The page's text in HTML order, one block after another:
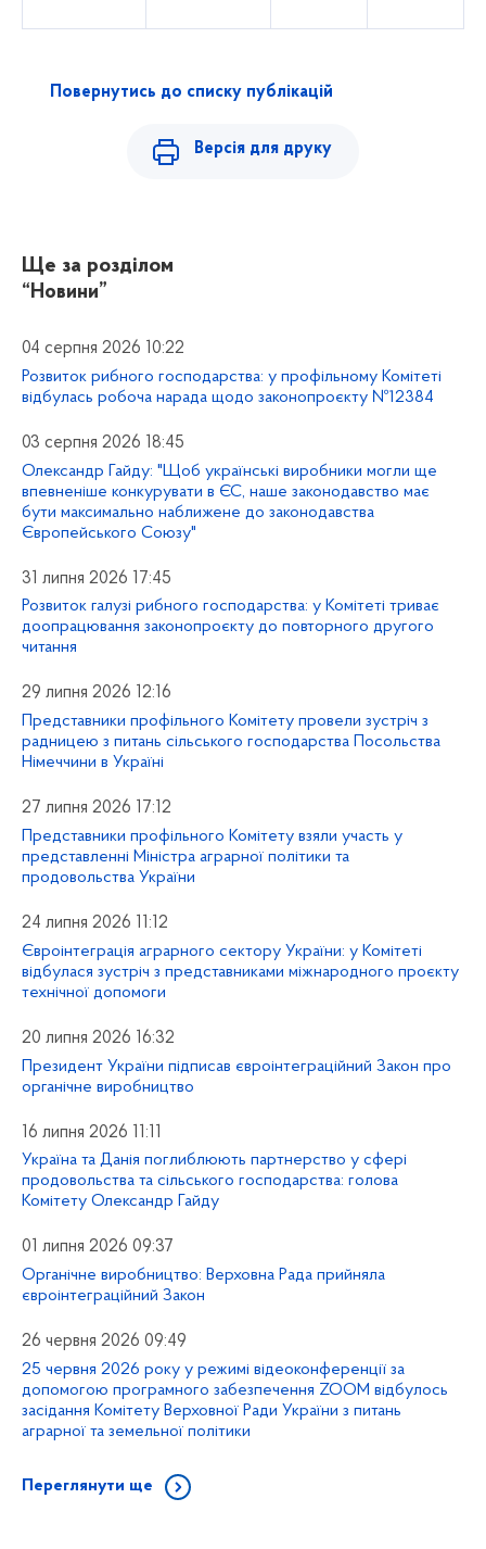
Повернутись до списку публікацій
Версія для друку
Ще за розділом
“Новини”
04 серпня 2026 10:22
Розвиток рибного господарства: у профільному Комітеті
відбулась робоча нарада щодо законопроєкту №12384
03 серпня 2026 18:45
Олександр Гайду: "Щоб українські виробники могли ще
впевненіше конкурувати в ЄС, наше законодавство має
бути максимально наближене до законодавства
Європейського Союзу"
31 липня 2026 17:45
Розвиток галузі рибного господарства: у Комітеті триває
доопрацювання законопроєкту до повторного другого
читання
29 липня 2026 12:16
Представники профільного Комітету провели зустріч з
радницею з питань сільського господарства Посольства
Німеччини в Україні
27 липня 2026 17:12
Представники профільного Комітету взяли участь у
представленні Міністра аграрної політики та
продовольства України
24 липня 2026 11:12
Євроінтеграція аграрного сектору України: у Комітеті
відбулася зустріч з представниками міжнародного проєкту
технічної допомоги
20 липня 2026 16:32
Президент України підписав євроінтеграційний Закон про
органічне виробництво
16 липня 2026 11:11
Україна та Данія поглиблюють партнерство у сфері
продовольства та сільського господарства: голова
Комітету Олександр Гайду
01 липня 2026 09:37
Органічне виробництво: Верховна Рада прийняла
євроінтеграційний Закон
26 червня 2026 09:49
25 червня 2026 року у режимі відеоконференції за
допомогою програмного забезпечення ZOOM відбулось
засідання Комітету Верховної Ради України з питань
аграрної та земельної політики
Переглянути ще